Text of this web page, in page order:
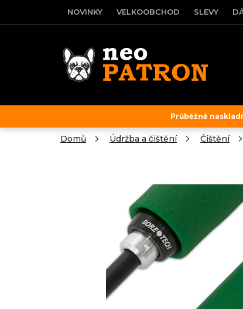
obsah
Průběžně
NOVINKY VELKOOBCHOD SLEVY
Domů Údržba a čištění Čištění